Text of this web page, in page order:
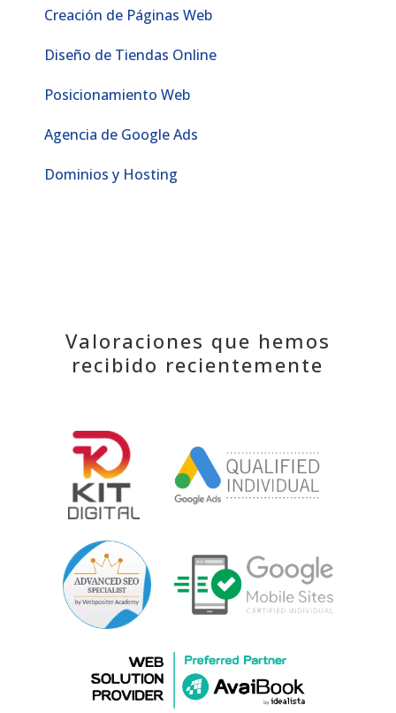
Creación de Páginas Web
Diseño de Tiendas Online
Posicionamiento Web
Agencia de Google Ads
Dominios y Hosting
Valoraciones que hemos
recibido recientemente